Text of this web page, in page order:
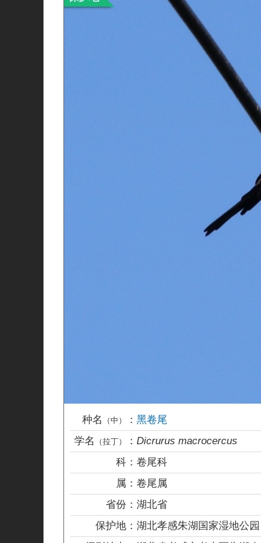
种名 （中） ： 黑卷尾
学名
（拉丁） ： Dicrurus macrocercus
科： 卷尾科
属： 卷尾属
省份： 湖北省
保护地： 湖北孝感朱湖国家湿地公园